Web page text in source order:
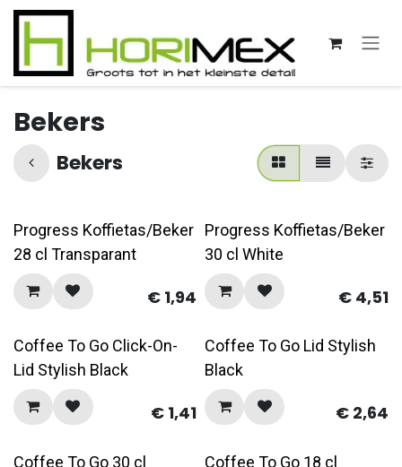
Overslaan naar inhoud
Bekers
Bekers
Progress Koffietas/Beker
28 cl Transparant
€ 1,94
Progress Koffietas/Beker
30 cl White
€ 4,51
Coffee To Go Click-On-
Lid Stylish Black
€ 1,41
Coffee To Go Lid Stylish
Black
€ 2,64
Coffee To Go 30 cl
Coffee To Go 18 cl